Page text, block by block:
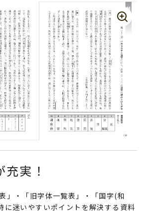
実！
」・「旧字体一覧表」・「国字(和
に迷いやすいポイントを解決する資料